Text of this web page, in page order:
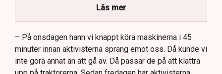
stort ekonomiskt sabotage.
Dialogpolisen på plats står maktlös inför
aktivisternas handlingar.
Frågor kvarstår om finansiering av illegal aktivism.
Läs mer
– På onsdagen hann vi knappt köra maskinerna i 45
minuter innan aktivisterna sprang emot oss. Då kunde vi
inte göra annat än att gå av. Då passar de på att klättra